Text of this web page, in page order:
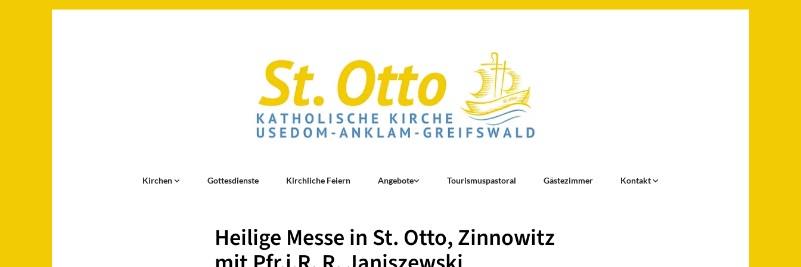
Kirchen Gottesdienste Kirchliche Feiern Angebote Tourismuspastoral Gästezimmer Kontakt
Heilige Messe in St. Otto, Zinnowitz